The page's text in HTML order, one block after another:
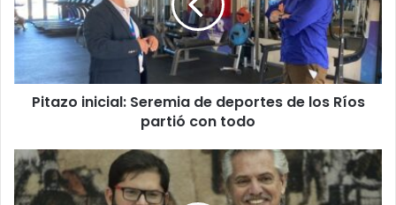
deportes
de
los
Ríos
partió
conPitazo inicial: Seremia de deportes de los Ríos
partió con todo
Tras
la
reunión